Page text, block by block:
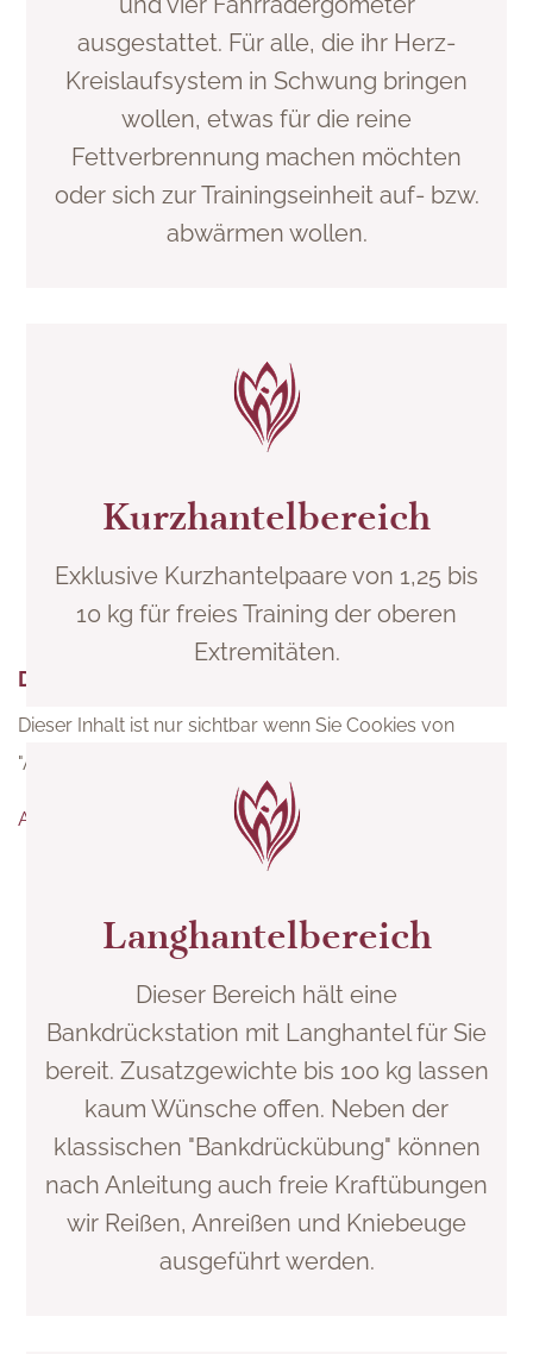
ausgestattet. Für alle, die ihr Herz-
Kreislaufsystem in Schwung bringen
wollen, etwas für die reine
Fettverbrennung machen möchten
oder sich zur Trainingseinheit auf- bzw.
abwärmen wollen.
Kurzhantelbereich
Exklusive Kurzhantelpaare von 1,25 bis
10 kg für freies Training der oberen
Extremitäten.
Langhantelbereich
Dieser Bereich hält eine
Bankdrückstation mit Langhantel für Sie
bereit. Zusatzgewichte bis 100 kg lassen
kaum Wünsche offen. Neben der
klassischen "Bankdrückübung" können
nach Anleitung auch freie Kraftübungen
wir Reißen, Anreißen und Kniebeuge
ausgeführt werden.
DATENSCHUTZ
Dieser Inhalt ist nur sichtbar wenn Sie Cookies von
"Dialogshift GmbH" akzeptieren.
AKZEPTIEREN EINSTELLUNGEN
DATENSCHUTZ
Dieser Inhalt ist nur sichtbar wenn Sie Cookies von
"ADDITIVE GmbH" akzeptieren.
AKZEPTIEREN EINSTELLUNGEN